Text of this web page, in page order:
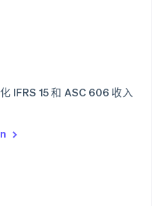
IFRS 15 和 ASC 606 收入